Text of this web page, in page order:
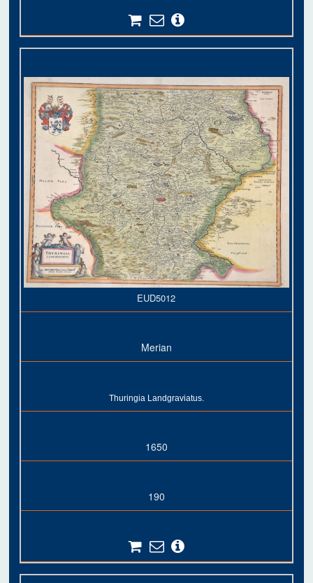
EUD5012
Merian
Thuringia Landgraviatus.
1650
190